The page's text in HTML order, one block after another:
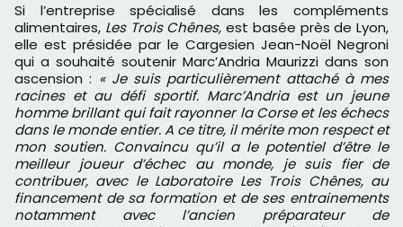
Si l’entreprise spécialisé dans les compléments
alimentaires, Les Trois Chênes, est basée près de Lyon,
elle est présidée par le Cargesien Jean-Noël Negroni
qui a souhaité soutenir Marc’Andria Maurizzi dans son
ascension : « Je suis particulièrement attaché à mes
racines et au défi sportif. Marc’Andria est un jeune
homme brillant qui fait rayonner la Corse et les échecs
dans le monde entier. A ce titre, il mérite mon respect et
mon soutien. Convaincu qu’il a le potentiel d’être le
meilleur joueur d’échec au monde, je suis fier de
contribuer, avec le Laboratoire Les Trois Chênes, au
financement de sa formation et de ses entrainements
notamment avec l’ancien préparateur de